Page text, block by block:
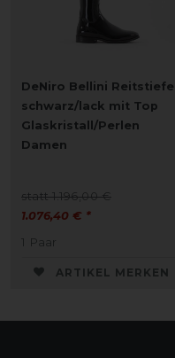
DeNiro Bellini Reitstiefel
schwarz/lack mit Top
Glaskristall/Perlen
Damen
statt 1.196,00 €
1.076,40 € *
1 Paar
ARTIKEL MERKEN